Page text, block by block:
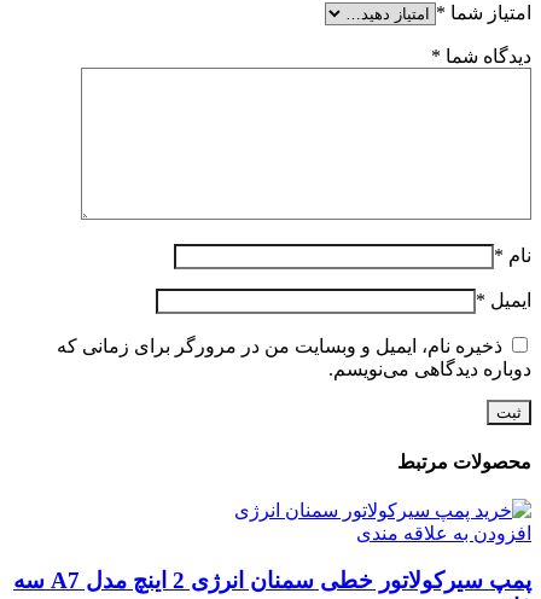
امتیاز شما *
دیدگاه شما *
نام *
ایمیل *
ذخیره نام، ایمیل و وبسایت من در مرورگر برای زمانی که
دوباره دیدگاهی می‌نویسم.
محصولات مرتبط
افزودن به علاقه مندی
پمپ سیرکولاتور خطی سمنان انرژی 2 اینچ مدل A7 سه